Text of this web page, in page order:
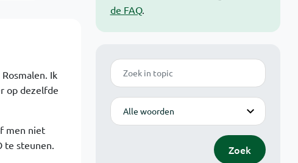
de FAQ.
Zoek
Modus
Zoek
Ik
op dezelfde
men niet
te steunen.